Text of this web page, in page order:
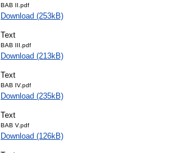
BAB II.pdf
Download (253kB)
Text
BAB III.pdf
Download (213kB)
Text
BAB IV.pdf
Download (235kB)
Text
BAB V.pdf
Download (126kB)